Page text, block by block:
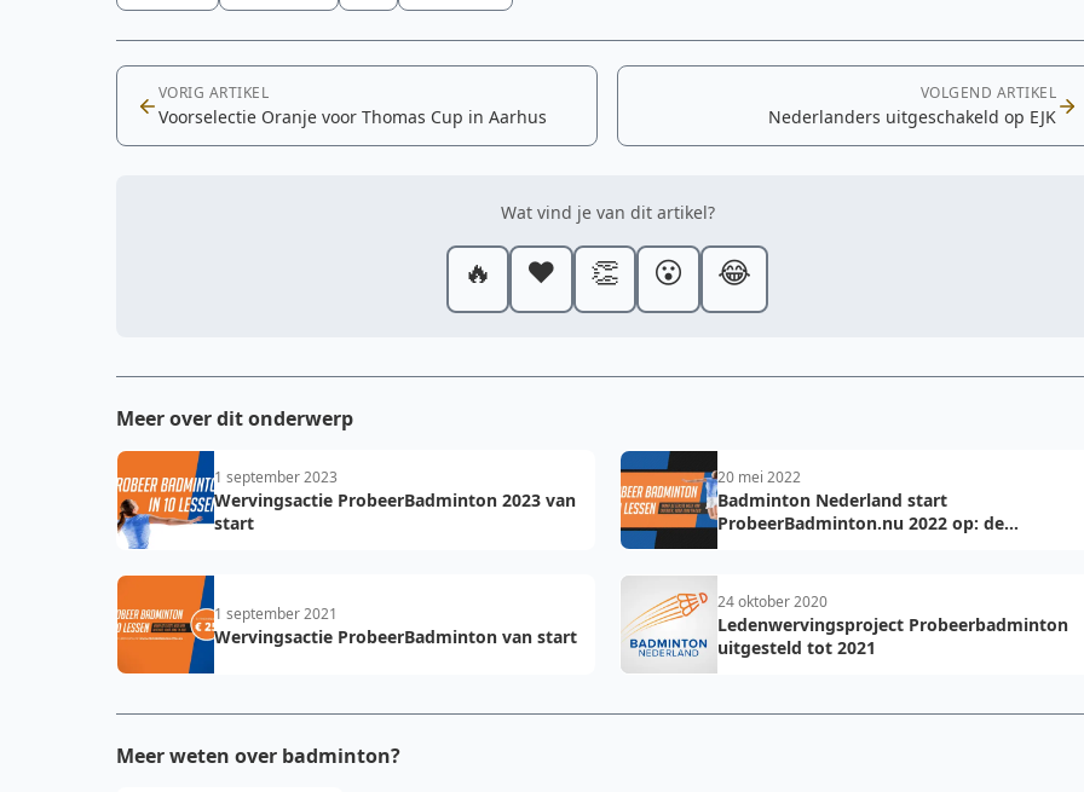
VORIG ARTIKEL
Voorselectie Oranje voor Thomas Cup in Aarhus
VOLGEND ARTIKEL
Nederlanders uitgeschakeld op EJK
Wat vind je van dit artikel?
🔥 ❤️ 👏 😮 😂
Meer over dit onderwerp
1 september 2023
Wervingsactie ProbeerBadminton 2023 van
start
20 mei 2022
Badminton Nederland start
ProbeerBadminton.nu 2022 op: de
1 september 2021
Wervingsactie ProbeerBadminton van start
24 oktober 2020
Ledenwervingsproject Probeerbadminton
uitgesteld tot 2021
Meer weten over badminton?